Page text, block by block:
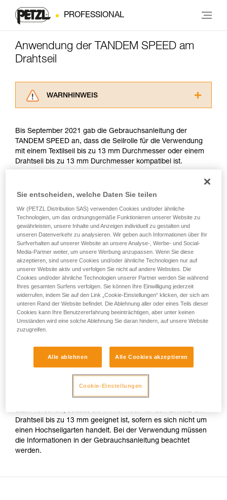
PROFESSIONAL
Anwendung der TANDEM SPEED am
Drahtseil
WARNHINWEIS
aufmerksam durch, bevor Sie diesen zu Rate
ziehen. Um diese Zusatzinformationen
verstehen zu können, müssen Sie zuerst die in
der Gebrauchsanweisung enthaltenen
entsprechende Ausbildung und ein spezielles
Training voraus. Prüfen Sie zusammen mit
einem Profi, ob Sie in der Lage sind, den
Vorgang alleine sicher zu wiederholen, bevor
Sie ihn eigenständig durchführen.
Wir geben Beispiele für die mit Ihrer Aktivität
verbundenen Techniken. Möglicherweise gibt es
noch andere Techniken, die hier nicht
beschrieben werden.
Bis September 2021 gab die Gebrauchsanleitung der
TANDEM SPEED an, dass die Seilrolle für die Verwendung
mit einem Textilseil bis zu 13 mm Durchmesser oder einem
Drahtseil bis zu 13 mm Durchmesser kompatibel ist.
Seilrollen am Drahtseil der Norm EN 17109. Diese Norm
betrifft ausschließlich die Verwendung in Hochseilgärten. Die
folgenden zwei Kriterien der Norm erfüllt die TANDEM
SPEED nicht: Wasserdichtigkeit und Fingerschutz. Es gibt
kein PSA-Regelwerk, das die Verwendung von Seilrollen am
Drahtseil umfasst.
Für den Einsatz am Drahtseil im Hochseilgarten sind nur
folgende Petzl-Seilrollen zertifiziert:
- Die Seilrollen TRAC CLUB (P023AB00/P023AB01)
und TRAC GUIDE (P024AB00/P024AB01).
- Die Seilrollen TRAC (P023AA00/P023BA00) und
TRAC PLUS (P024AA00/P024BA00).
nicht mehr die Kompatibilität am Drahtseil angegeben.
Stahl versehen, sodass sie immer noch für den Einsatz am
Drahtseil bis zu 13 mm geeignet ist, sofern es sich nicht um
einen Hochseilgarten handelt. Bei der Verwendung müssen
die Informationen in der Gebrauchsanleitung beachtet
werden.
Sie entscheiden, welche Daten Sie teilen
Wir (PETZL Distribution SAS) verwenden Cookies und/oder ähnliche
Technologien, um das ordnungsgemäße Funktionieren unserer Website zu
gewährleisten, unsere Inhalte und Anzeigen individuell zu gestalten und
unseren Datenverkehr zu analysieren. Wir geben auch Informationen über Ihr
Surfverhalten auf unserer Website an unsere Analyse-, Werbe- und Social-
Media-Partner weiter, um unsere Werbung anzupassen. Wenn Sie diese
akzeptieren, sind unsere Cookies und/oder ähnliche Technologien nur auf
unserer Website aktiv und verfolgen Sie nicht auf andere Websites. Die
Cookies und/oder ähnliche Technologien unserer Partner werden Sie während
Ihres gesamten Surfens verfolgen. Sie können Ihre Einwilligung jederzeit
widerrufen, indem Sie auf den Link „Cookie-Einstellungen“ klicken, der sich am
unteren Rand der Website befindet. Die Ablehnung aller oder eines Teils dieser
Cookies kann Ihre Benutzererfahrung beeinträchtigen, aber unter keinen
Umständen wird eine solche Ablehnung Sie daran hindern, auf unsere Website
zuzugreifen.
Alle ablehnen Alle Cookies akzeptieren
Cookie-Einstellungen